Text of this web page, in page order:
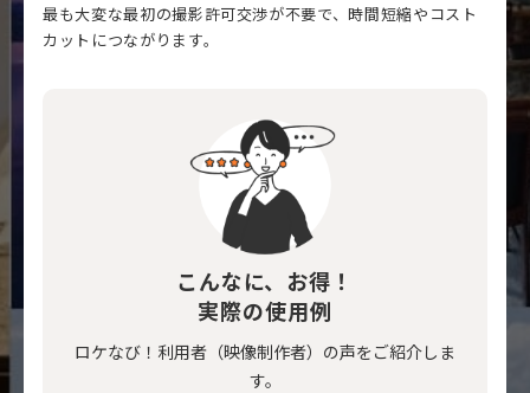
最も大変な最初の撮影許可交渉が不要で、時間短縮やコスト
カットにつながります。
こんなに、お得！
実際の使用例
ロケなび！利用者（映像制作者）の声をご紹介しま
す。